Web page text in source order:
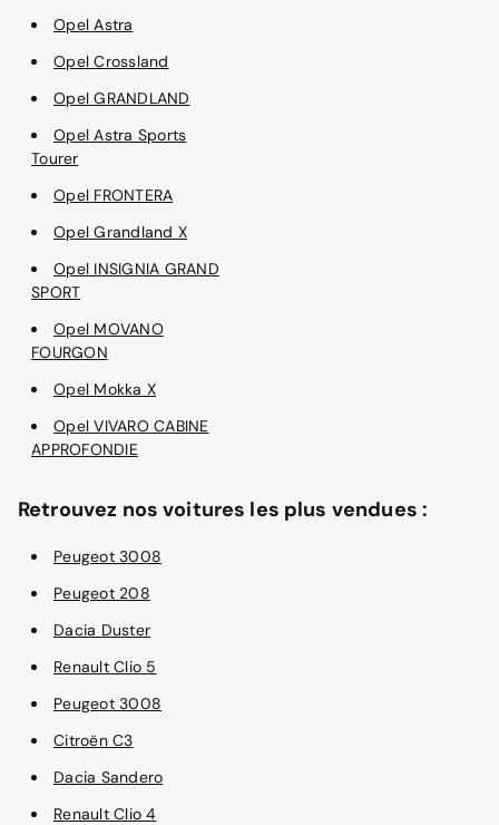
Opel Astra
Opel Crossland
Opel GRANDLAND
Opel Astra Sports
Tourer
Opel FRONTERA
Opel Grandland X
Opel INSIGNIA GRAND
SPORT
Opel MOVANO
FOURGON
Opel Mokka X
Opel VIVARO CABINE
APPROFONDIE
Retrouvez nos voitures les plus vendues :
Peugeot 3008
Peugeot 208
Dacia Duster
Renault Clio 5
Peugeot 3008
Citroën C3
Dacia Sandero
Renault Clio 4